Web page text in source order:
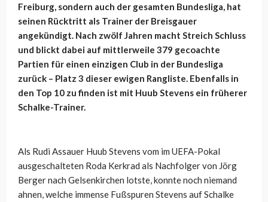
Freiburg, sondern auch der gesamten Bundesliga, hat
seinen Rücktritt als Trainer der Breisgauer
angekündigt. Nach zwölf Jahren macht Streich Schluss
und blickt dabei auf mittlerweile 379 gecoachte
Partien für einen einzigen Club in der Bundesliga
zurück – Platz 3 dieser ewigen Rangliste. Ebenfalls in
den Top 10 zu finden ist mit Huub Stevens ein früherer
Schalke-Trainer.
Als Rudi Assauer Huub Stevens vom im UEFA-Pokal
ausgeschalteten Roda Kerkrad als Nachfolger von Jörg
Berger nach Gelsenkirchen lotste, konnte noch niemand
ahnen, welche immense Fußspuren Stevens auf Schalke